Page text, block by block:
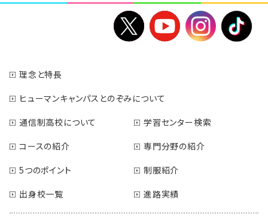
理念と特長
ヒューマンキャンパスとのぞみについて
通信制高校について
学習センター検索
コースの紹介
専門分野の紹介
5つのポイント
制服紹介
出身校一覧
進路実績